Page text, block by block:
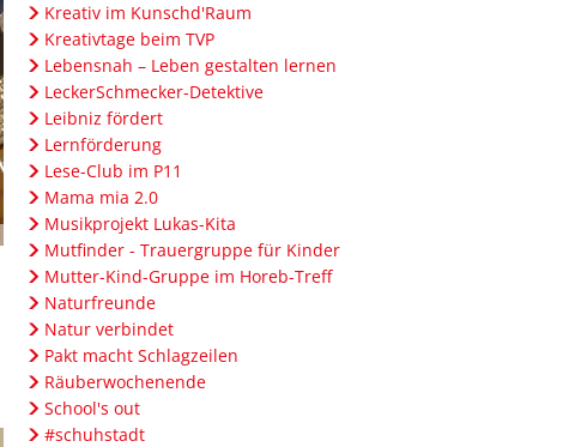
Kreativ im Kunschd'Raum
Kreativtage beim TVP
Lebensnah – Leben gestalten lernen
LeckerSchmecker-Detektive
Leibniz fördert
Lernförderung
Lese-Club im P11
Mama mia 2.0
Musikprojekt Lukas-Kita
Mutfinder - Trauergruppe für Kinder
Mutter-Kind-Gruppe im Horeb-Treff
Naturfreunde
Natur verbindet
Pakt macht Schlagzeilen
Räuberwochenende
School's out
#schuhstadt